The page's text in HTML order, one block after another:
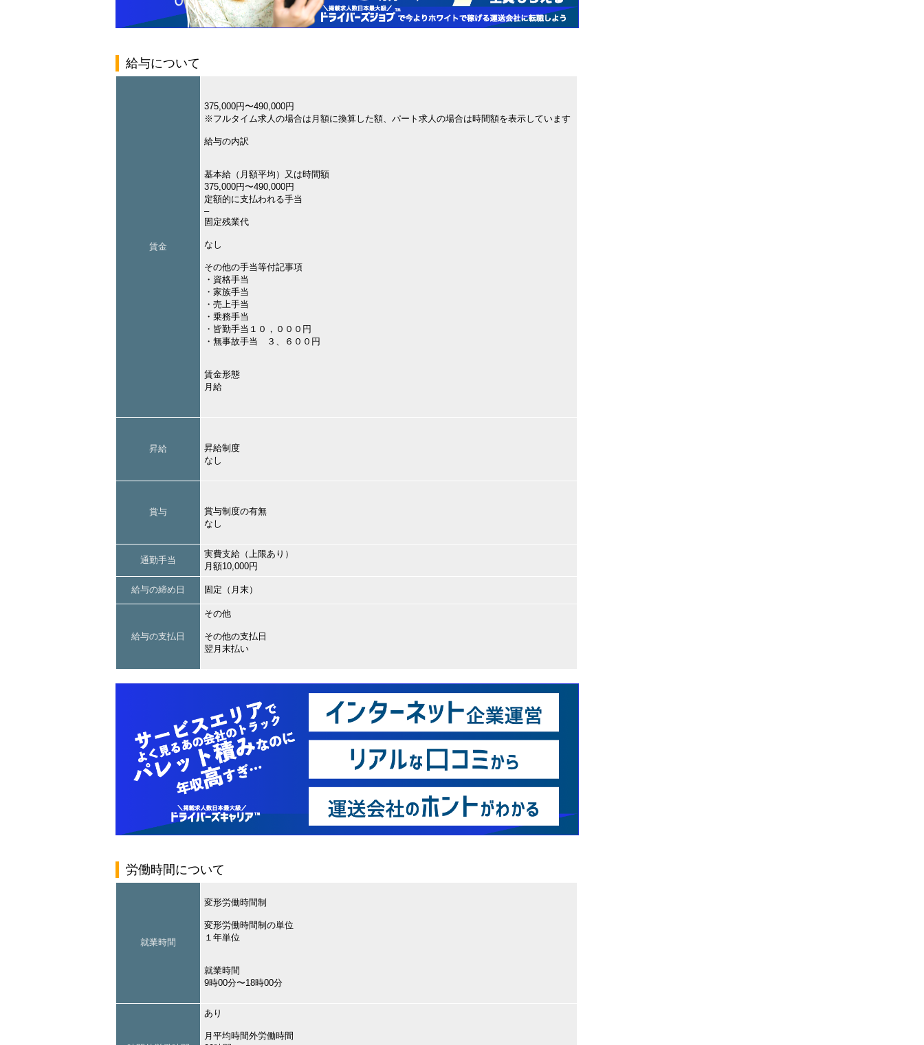
給与について
賃金
375,000円〜490,000円
※フルタイム求人の場合は月額に換算した額、パート求人の場合は時間額を表示しています
給与の内訳
基本給（月額平均）又は時間額
375,000円〜490,000円
定額的に支払われる手当
–
固定残業代
なし
その他の手当等付記事項
・資格手当
・家族手当
・売上手当
・乗務手当
・皆勤手当１０，０００円
・無事故手当 ３、６００円
賃金形態
月給
昇給
昇給制度
なし
賞与
賞与制度の有無
なし
通勤手当
実費支給（上限あり）
月額10,000円
給与の締め日 固定（月末）
給与の支払日
その他
その他の支払日
翌月末払い
労働時間について
就業時間
変形労働時間制
変形労働時間制の単位
１年単位
就業時間
9時00分〜18時00分
あり
月平均時間外労働時間